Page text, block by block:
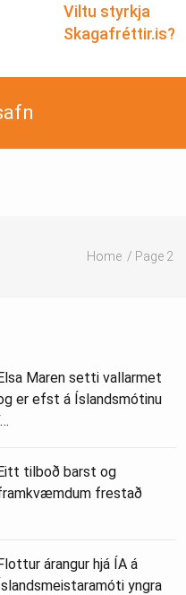
Viltu styrkja
Skagafréttir.is?
Home Page 2
Maren setti vallarmet
er efst á Íslandsmótinu
tilboð barst og
frestað
árangur hjá ÍA á
yngra